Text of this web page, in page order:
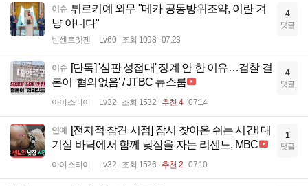
이슈 튀르키예 외무 "메카 공동방위조약, 이란 겨
냥 아니다"
빈센트멧젠 Lv.60 조회 1098 07:23
4
댓글
이슈 [단독] '심판 성접대' 징계 안 한 이유…검찰 결
론이 '혐의없음' / JTBC 뉴스룸
아이스티이 Lv.32 조회 1532 추천 4 07:14
4
댓글
연예
[전지적 참견 시점] 잠시 찾아온 쉬는 시간! 대
기실 바닥에서 함께 낮잠을 자는 리센느, MBC
아이스티이 Lv.32 조회 1526 추천 2 07:10
1
댓글